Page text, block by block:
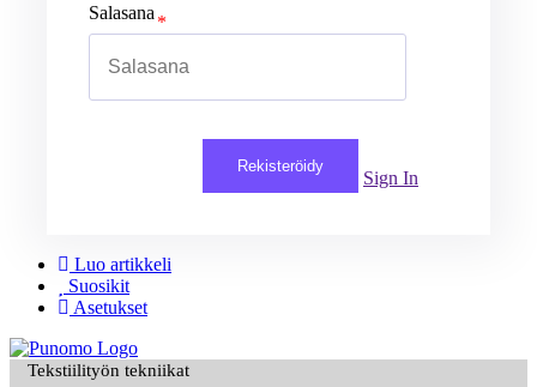
Salasana
Rekisteröidy
Sign In
Luo artikkeli
Suosikit
Asetukset
Tekstiilityön tekniikat